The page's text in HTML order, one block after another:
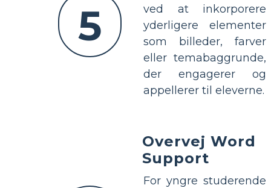
5
ved at inkorporere
yderligere elementer
som billeder, farver
eller temabaggrunde,
der engagerer og
appellerer til eleverne.
Overvej Word
Support
For yngre studerende